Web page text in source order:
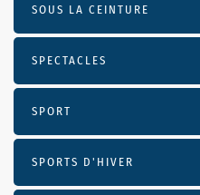
SOUS LA CEINTURE
SPECTACLES
SPORT
SPORTS D'HIVER